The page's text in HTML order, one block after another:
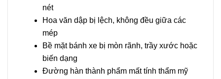
nét
Hoa văn dập bị lệch, không đều giữa các
mép
Bề mặt bánh xe bị mòn rãnh, trầy xước hoặc
biến dạng
Đường hàn thành phẩm mất tính thẩm mỹ